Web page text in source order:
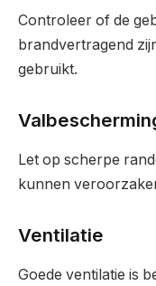
Controleer of de
brandvertragend
gebruikt.
Let op scherpe
kunnen
Ventilatie
Goede ventilatie is